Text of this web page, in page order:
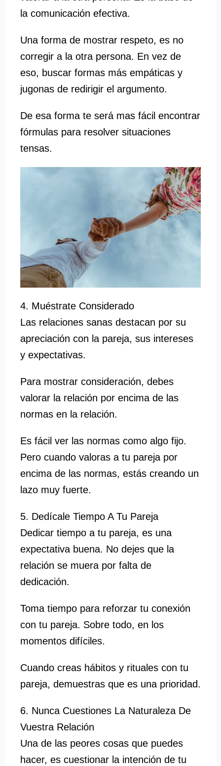
la comunicación efectiva.
Una forma de mostrar respeto, es no
corregir a la otra persona. En vez de
eso, buscar formas más empáticas y
jugonas de redirigir el argumento.
De esa forma te será mas fácil encontrar
fórmulas para resolver situaciones
tensas.
4. Muéstrate Considerado
Las relaciones sanas destacan por su
apreciación con la pareja, sus intereses
y expectativas.
Para mostrar consideración, debes
valorar la relación por encima de las
normas en la relación.
Es fácil ver las normas como algo fijo.
Pero cuando valoras a tu pareja por
encima de las normas, estás creando un
lazo muy fuerte.
5. Dedícale Tiempo A Tu Pareja
Dedicar tiempo a tu pareja, es una
expectativa buena. No dejes que la
relación se muera por falta de
dedicación.
Toma tiempo para reforzar tu conexión
con tu pareja. Sobre todo, en los
momentos difíciles.
Cuando creas hábitos y rituales con tu
pareja, demuestras que es una prioridad.
6. Nunca Cuestiones La Naturaleza De
Vuestra Relación
Una de las peores cosas que puedes
hacer, es cuestionar la intención de tu